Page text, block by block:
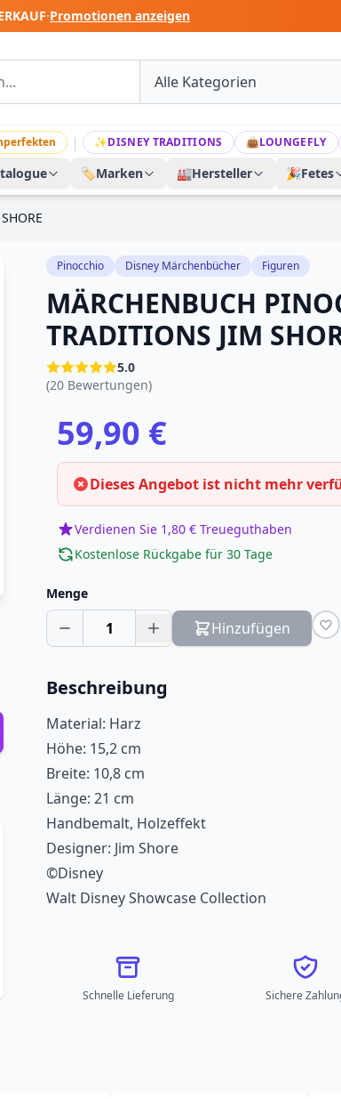
·Promotionen anzeigen
| ✨DISNEY TRADITIONS 👜LOUNGEFLY
🏷️Marken 🏭Hersteller 🎉Fetes
Pinocchio Disney Märchenbücher Figuren
MÄRCHENBUCH
TRADITIONS JIM
5.0
(20 Bewertungen)
59,90 €
Dieses Angebot ist nicht mehr
Verdienen Sie 1,80 € Treueguthaben
Kostenlose Rückgabe für 30 Tage
Menge
1 Hinzufügen
Beschreibung
Material: Harz
Höhe: 15,2 cm
Breite: 10,8 cm
Länge: 21 cm
Handbemalt, Holzeffekt
Designer: Jim Shore
©Disney
Walt Disney Showcase Collection
Schnelle Lieferung Sichere